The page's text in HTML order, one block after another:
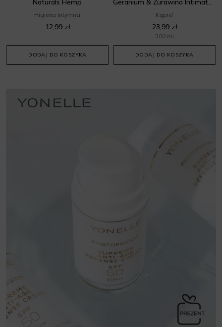
Higiena intymna
12,99 zł
DODAJ DO KOSZYKA
Kąpiel
23,99 zł
300 ml
DODAJ DO KOSZYKA